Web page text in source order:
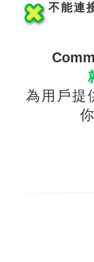
不能連
為用戶提